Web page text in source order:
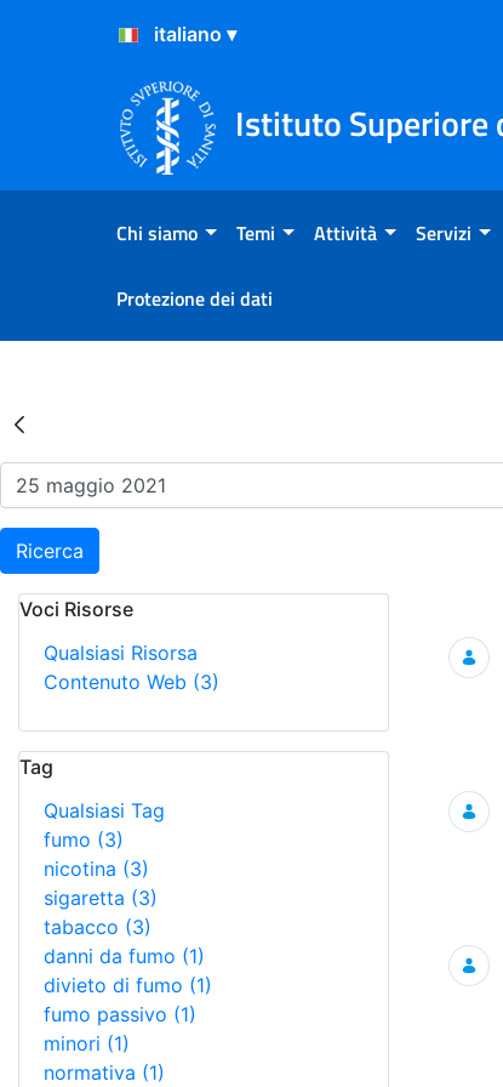
Salta al Contenuto
Salta al Footer
Istituto Superiore
Chi siamo Temi Attività Servizi
Protezione dei dati
Risultati della Ricerca -
Ricerca
Voci Risorse
Qualsiasi Risorsa
Contenuto Web (3)
Tag
Qualsiasi Tag
fumo (3)
nicotina (3)
sigaretta (3)
tabacco (3)
danni da fumo (1)
divieto di fumo (1)
fumo passivo (1)
minori (1)
normativa (1)
Ricerca